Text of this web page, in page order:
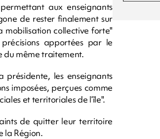
aux enseignants
de rester finalement sur
collective forte"
apportées par le
du même traitement.
présidente, les enseignants
imposées, perçues comme
et territoriales de l’île".
de quitter leur territoire
la Région.